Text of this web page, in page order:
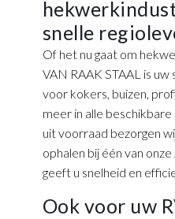
snelle
Of het nu gaat om
VAN RAAK STAAL is
voor kokers, buizen,
meer in alle
uit voorraad bezorgen
ophalen bij één van onze
geeft u snelheid en
Ook voor uw